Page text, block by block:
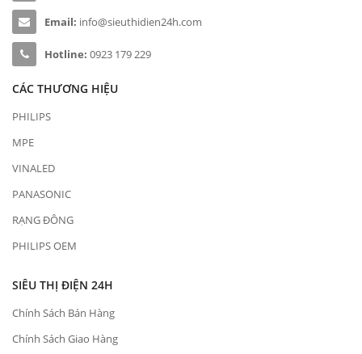
Email: info@sieuthidien24h.com
Hotline: 0923 179 229
CÁC THƯƠNG HIỆU
PHILIPS
MPE
VINALED
PANASONIC
RẠNG ĐÔNG
PHILIPS OEM
SIÊU THỊ ĐIỆN 24H
Chính Sách Bán Hàng
Chính Sách Giao Hàng